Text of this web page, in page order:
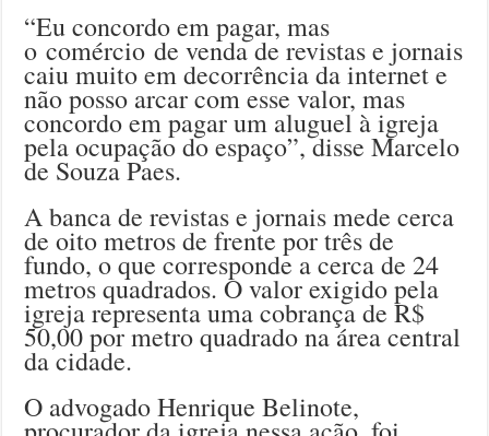
“Eu concordo em pagar, mas
o comércio de venda de revistas e jornais
caiu muito em decorrência da internet e
não posso arcar com esse valor, mas
concordo em pagar um aluguel à igreja
pela ocupação do espaço”, disse Marcelo
de Souza Paes.
A banca de revistas e jornais mede cerca
de oito metros de frente por três de
fundo, o que corresponde a cerca de 24
metros quadrados. O valor exigido pela
igreja representa uma cobrança de R$
50,00 por metro quadrado na área central
da cidade.
O advogado Henrique Belinote,